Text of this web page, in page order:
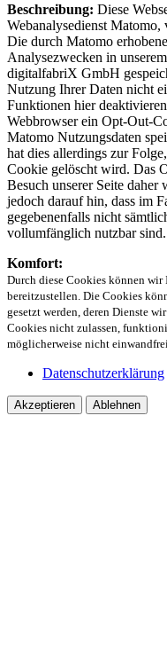
Beschreibung: Diese
Webanalysedienst
Die durch Matomo
Analysezwecken in
digitalfabriX GmbH
Nutzung Ihrer Daten nicht
Funktionen hier
Webbrowser ein Opt-Out-
Matomo Nutzungsdaten
hat dies allerdings zur
Cookie gelöscht wird. Das
Besuch unserer Seite
jedoch darauf hin, dass im
gegebenenfalls nicht
vollumfänglich nutzbar sind.
Komfort:
Durch diese Cookies können
bereitzustellen. Die Cookies
gesetzt werden, deren Dienste
Cookies nicht zulassen,
möglicherweise nicht einwandfrei.
Datenschutzerklärung
Akzeptieren Ablehnen